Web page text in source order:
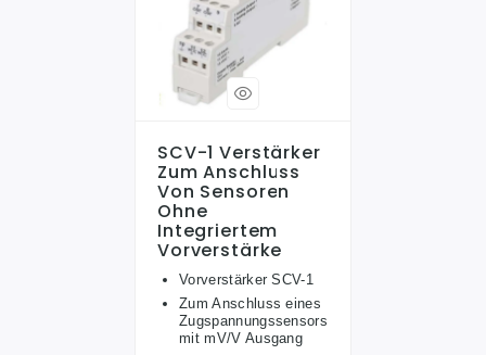
SCV-1 Verstärker
Zum Anschluss
Von Sensoren
Ohne
Integriertem
Vorverstärke
Vorverstärker SCV-1
Zum Anschluss eines
Zugspannungssensors
mit mV/V Ausgang